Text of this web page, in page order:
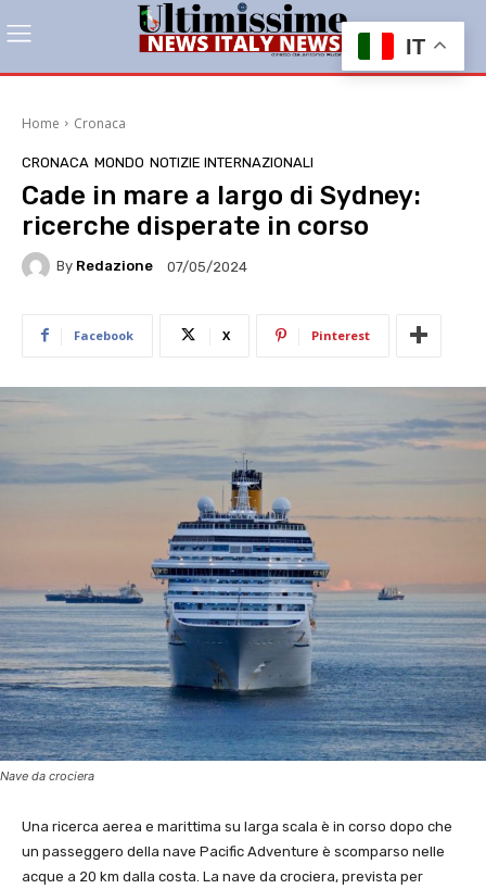
Home Cronaca
CRONACA MONDO NOTIZIE INTERNAZIONALI
Cade in mare a largo di Sydney:
ricerche disperate in corso
By Redazione 07/05/2024
Facebook X Pinterest
Nave da crociera
Una ricerca aerea e marittima su larga scala è in corso dopo che
un passeggero della nave Pacific Adventure è scomparso nelle
acque a 20 km dalla costa. La nave da crociera, prevista per
IT